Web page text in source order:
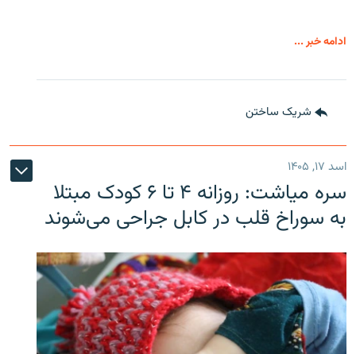
ادامه خبر ...
شریک ساختن
اسد ۱۷, ۱۴۰۵
سره‌ میاشت: روزانه ۴ تا ۶ کودک مبتلا
به سوراخ قلب در کابل جراحی می‌شوند